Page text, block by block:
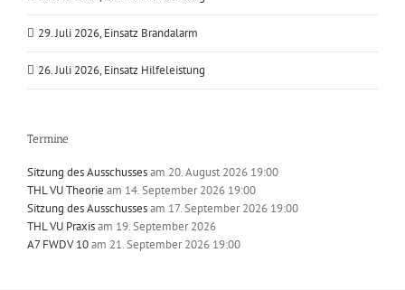
29. Juli 2026, Einsatz Brandalarm
26. Juli 2026, Einsatz Hilfeleistung
Termine
Sitzung des Ausschussesam 20. August 2026 19:00
THL VU Theorie am 14. September 2026 19:00
Sitzung des Ausschussesam 17. September 2026 19:00
THL VU Praxisam 19. September 2026
A7 FWDV 10am 21. September 2026 19:00